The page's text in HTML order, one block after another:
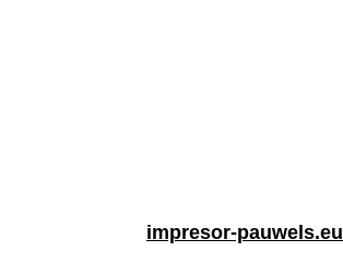
impresor-pauwels.eu